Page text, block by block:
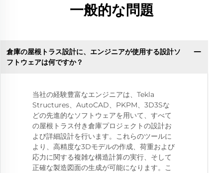
一般的な問題
倉庫の屋根トラス設計に、エンジニアが使用する設計ソ
フトウェアは何ですか？
当社の経験豊富なエンジニアは、Tekla
Structures、AutoCAD、PKPM、3D3Sな
どの先進的なソフトウェアを用いて、すべて
の屋根トラス付き倉庫プロジェクトの設計お
よび詳細設計を行います。これらのツールに
より、高精度な3Dモデルの作成、荷重および
応力に関する複雑な構造計算の実行、そして
正確な製造図面の生成が可能になります。こ